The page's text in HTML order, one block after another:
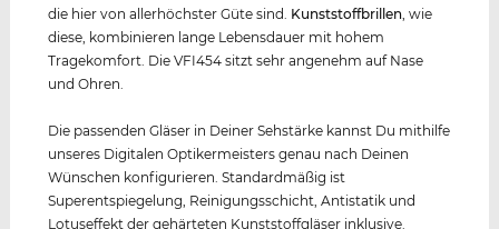
die hier von allerhöchster Güte sind. Kunststoffbrillen , wie
diese, kombinieren lange Lebensdauer mit hohem
Tragekomfort. Die VFI454 sitzt sehr angenehm auf Nase
und Ohren.
Die passenden Gläser in Deiner Sehstärke kannst Du mithilfe
unseres Digitalen Optikermeisters genau nach Deinen
Wünschen konfigurieren. Standardmäßig ist
Superentspiegelung, Reinigungsschicht, Antistatik und
Lotuseffekt der gehärteten Kunststoffgläser inklusive.